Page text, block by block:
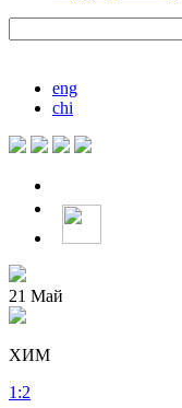
eng
chi
21 Май
ХИМ
1 :2